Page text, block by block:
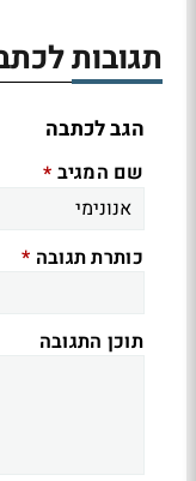
תגובות
הגב לכתבה
שם המגיב *
כותרת תגובה *
תוכן התגובה